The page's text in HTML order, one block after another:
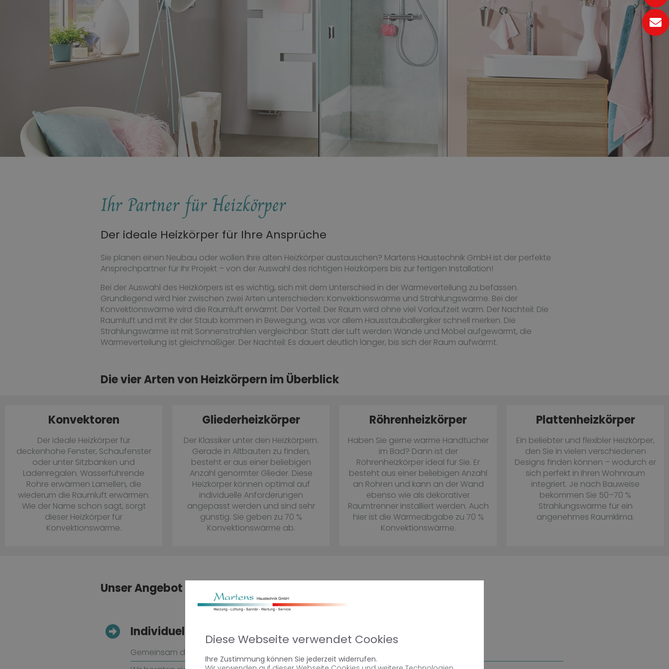
Ihr Partner für Heizkörper
Der ideale Heizkörper für Ihre Ansprüche
Sie planen einen Neubau oder wollen Ihre alten Heizkörper austauschen? Martens Haustechnik GmbH ist der perfekte
Ansprechpartner für Ihr Projekt – von der Auswahl des richtigen Heizkörpers bis zur fertigen Installation!
Bei der Auswahl des Heizkörpers ist es wichtig, sich mit dem Unterschied in der Wärmeverteilung zu befassen.
Grundlegend wird hier zwischen zwei Arten unterschieden: Konvektionswärme und Strahlungswärme. Bei der
Konvektionswärme wird die Raumluft erwärmt. Der Vorteil: Der Raum wird ohne viel Vorlaufzeit warm. Der Nachteil: Die
Raumluft und mit ihr der Staub kommen in Bewegung, was vor allem Hausstauballergiker schnell merken. Die
Strahlungswärme ist mit Sonnenstrahlen vergleichbar: Statt der Luft werden Wände und Möbel aufgewärmt, die
Wärmeverteilung ist gleichmäßiger. Der Nachteil: Es dauert deutlich länger, bis sich der Raum aufwärmt.
Die vier Arten von Heizkörpern im Überblick
Konvektoren
Der ideale Heizkörper für
deckenhohe Fenster, Schaufenster
oder unter Sitzbänken und
Ladenregalen. Wasserführende
Rohre erwärmen Lamellen, die
wiederum die Raumluft erwärmen.
Wie der Name schon sagt, sorgt
dieser Heizkörper für
Konvektionswärme.
Gliederheizkörper
Der Klassiker unter den Heizkörpern.
Gerade in Altbauten zu finden,
besteht er aus einer beliebigen
Anzahl genormter Glieder. Diese
Heizkörper können optimal auf
individuelle Anforderungen
angepasst werden und sind sehr
günstig. Sie geben zu 70 %
Konvektionswärme ab.
Röhrenheizkörper
Haben Sie gerne warme Handtücher
im Bad? Dann ist der
Röhrenheizkörper ideal für Sie. Er
besteht aus einer beliebigen Anzahl
an Rohren und kann an der Wand
ebenso wie als dekorativer
Raumtrenner installiert werden. Auch
hier ist die Wärmeabgabe zu 70 %
Konvektionswärme.
Plattenheizkörper
Ein beliebter und flexibler Heizkörper,
den Sie in vielen verschiedenen
Designs finden können – wodurch er
sich perfekt in Ihren Wohnraum
integriert. Je nach Bauweise
bekommen Sie 50–70 %
Strahlungswärme für ein
angenehmes Raumklima.
Unser Angebot für Sie
Individuelle Beratung und Planung vom Fachmann
Gemeinsam definieren wir Ihre Wünsche und Ideen
Diese Webseite verwendet Cookies
Ihre Zustimmung können Sie jederzeit widerrufen.